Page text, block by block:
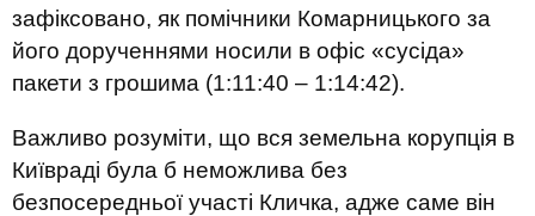
зафіксовано, як помічники Комарницького за
його дорученнями носили в офіс «сусіда»
пакети з грошима (1:11:40 – 1:14:42).
Важливо розуміти, що вся земельна корупція в
Київраді була б неможлива без
безпосередньої участі Кличка, адже саме він